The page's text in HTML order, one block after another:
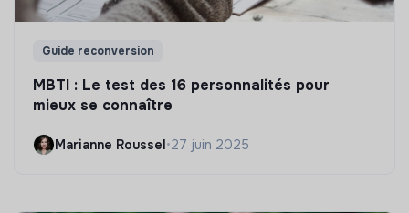
Guide reconversion
MBTI : Le test des 16 personnalités pour
mieux se connaître
Marianne Roussel•27 juin 2025